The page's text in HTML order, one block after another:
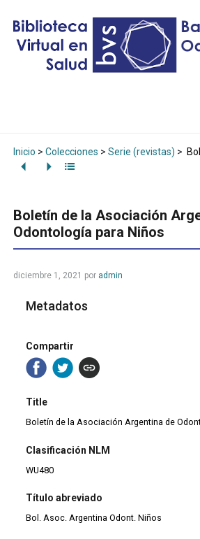
Inicio > Colecciones > Serie (revistas) >
Boletín de la Asociación
Odontología para Niños
diciembre 1, 2021 por admin
Metadatos
Compartir
Title
Boletín de la Asociación Argentina de
Clasificación NLM
WU480
Título abreviado
Bol. Asoc. Argentina Odont. Niños